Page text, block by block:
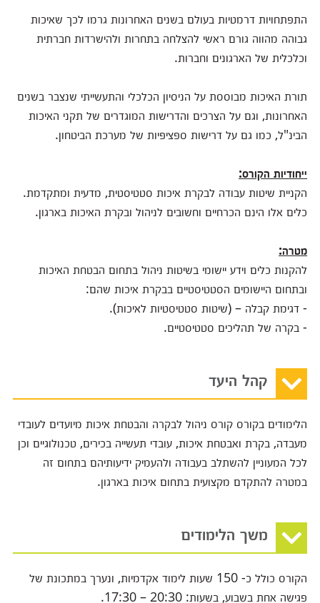
התפתחויות דרמטיות בעולם בשנים האחרונות גרמו לכך שאיכות
גבוהה מהווה גורם ראשי להצלחה בתחרות ולהישרדות חברתית
וכלכלית של הארגונים וחברות.
תורת האיכות מבוססת על הניסיון הכלכלי והתעשייתי שנצבר בשנים
האחרונות, וגם על הצרכים והדרישות המוגדרים של תקני האיכות
הבינ"ל, כמו גם על דרישות ספציפיות של מערכת הביטחון.
ייחודיות הקורס:
הקניית שיטות עבודה לבקרת איכות סטטיסטית, מדעית ומתקדמת.
כלים אלו הינם הכרחיים וחשובים לניהול ובקרת האיכות בארגון.
מטרה:
להקנות כלים וידע יישומי בשיטות ניהול בתחום הבטחת האיכות
ובתחום היישומים הסטטיסטיים בבקרת איכות שהם:
- דגימת קבלה – (שיטות סטטיסטיות לאיכות).
- בקרה של תהליכים סטטיסטיים.
קהל היעד
הלימודים בקורס קורס ניהול לבקרה והבטחת איכות מיועדים לעובדי
מעבדה, בקרת ואבטחת איכות, עובדי תעשייה בכירים, טכנולוגיים וכן
לכל המעוניין להשתלב בעבודה ולהעמיק ידיעותיהם בתחום זה
במטרה להתקדם מקצועית בתחום איכות בארגון.
משך הלימודים
הקורס כולל כ- 150 שעות לימוד אקדמיות, ונערך במתכונת של
פגישה אחת בשבוע, בשעות: 20:30 – 17:30.